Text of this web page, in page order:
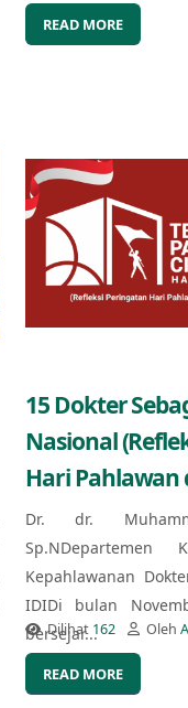
READ MORE
15 Dokter
Nasional
Hari Pahlawan
Dr. dr.
Kepahlawanan
IDIDi bulan
bersejar...
Dilihat 162 Oleh
READ MORE